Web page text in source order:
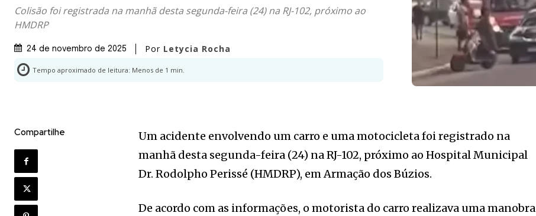
Colisão foi registrada na manhã desta segunda-feira (24) na RJ-102, próximo ao
HMDRP
24 de novembro de 2025 Por Letycia Rocha
Tempo aproximado de leitura: Menos de 1 min.
Compartilhe
Um acidente envolvendo um carro e uma motocicleta foi registrado na
manhã desta segunda-feira (24) na RJ-102, próximo ao Hospital Municipal
Dr. Rodolpho Perissé (HMDRP), em Armação dos Búzios.
De acordo com as informações, o motorista do carro realizava uma manobra